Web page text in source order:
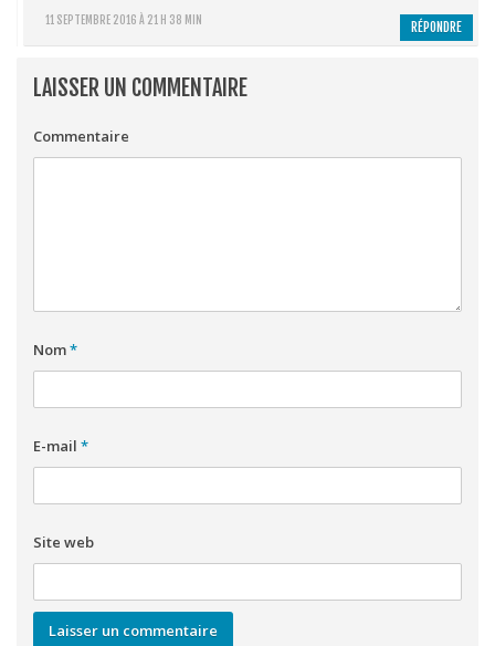
11 SEPTEMBRE 2016 À 21 H 38 MIN RÉPONDRE
LAISSER UN COMMENTAIRE
Commentaire
Nom*
E-mail *
Site web